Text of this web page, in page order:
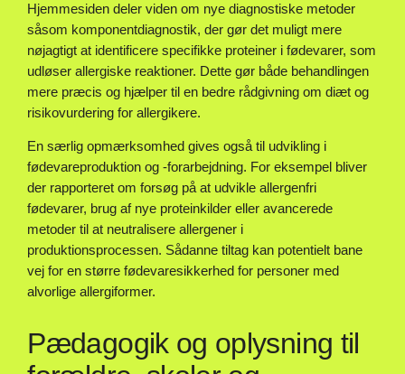
Hjemmesiden deler viden om nye diagnostiske metoder
såsom komponentdiagnostik, der gør det muligt mere
nøjagtigt at identificere specifikke proteiner i fødevarer, som
udløser allergiske reaktioner. Dette gør både behandlingen
mere præcis og hjælper til en bedre rådgivning om diæt og
risikovurdering for allergikere.
En særlig opmærksomhed gives også til udvikling i
fødevareproduktion og -forarbejdning. For eksempel bliver
der rapporteret om forsøg på at udvikle allergenfri
fødevarer, brug af nye proteinkilder eller avancerede
metoder til at neutralisere allergener i
produktionsprocessen. Sådanne tiltag kan potentielt bane
vej for en større fødevaresikkerhed for personer med
alvorlige allergiformer.
Pædagogik og oplysning til